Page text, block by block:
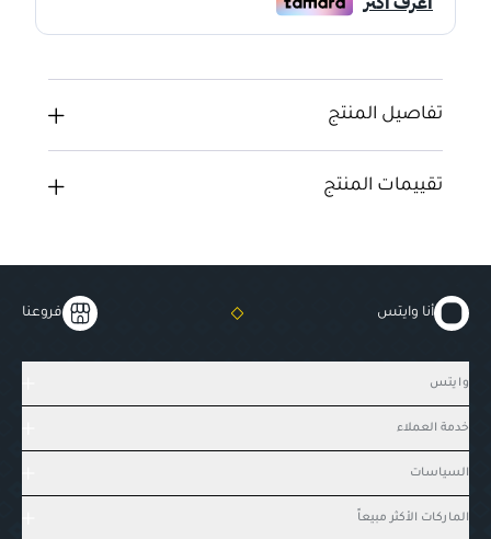
تفاصيل المنتج
تقييمات المنتج
أنا وايتس فروعنا
وايتس
خدمة العملاء
السياسات
الماركات الأكثر مبيعاً